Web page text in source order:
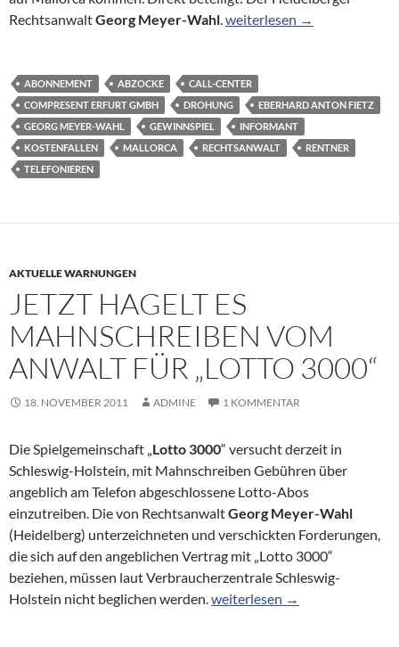
RechtsanwaltGeorg Meyer-Wahl.Kommen Anrufe für „Lotto
weiterlesen →
ABONNEMENT ABZOCKE
CALL-CENTER
COMPRESENT ERFURT GMBH
DROHUNG
EBERHARD ANTON FIETZ
GEORG MEYER-WAHL
GEWINNSPIEL
INFORMANT
KOSTENFALLEN
MALLORCA RECHTSANWALT
RENTNER
TELEFONIEREN
AKTUELLE WARNUNGEN
JETZT HAGELT ES
MAHNSCHREIBEN VOM
ANWALT FÜR „LOTTO 3000“
18. NOVEMBER 2011 ADMINE 1 KOMMENTAR
Die Spielgemeinschaft „Lotto 3000“ versucht derzeit in
Schleswig-Holstein, mit Mahnschreiben Gebühren über
angeblich am Telefon abgeschlossene Lotto-Abos
einzutreiben. Die von RechtsanwaltGeorg Meyer-Wahl
(Heidelberg) unterzeichneten und verschickten Forderungen,
die sich auf den angeblichen Vertrag mit „Lotto 3000“
beziehen, müssen laut Verbraucherzentrale Schleswig-
Holstein nicht beglichen werden.Jetzt hagelt es
weiterlesen →